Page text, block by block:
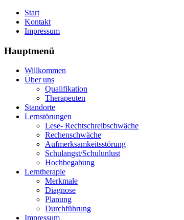
Start
Kontakt
Impressum
Hauptmenü
Willkommen
Über uns
Qualifikation
Therapeuten
Standorte
Lernstörungen
Lese- Rechtschreibschwäche
Rechenschwäche
Aufmerksamkeitsstörung
Schulangst/Schulunlust
Hochbegabung
Lerntherapie
Merkmale
Diagnose
Planung
Durchführung
Impressum